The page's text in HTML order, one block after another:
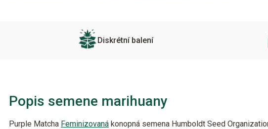
Diskrétní balení
Popis semene marihuany
Purple Matcha Feminizovaná konopná semena Humboldt Seed